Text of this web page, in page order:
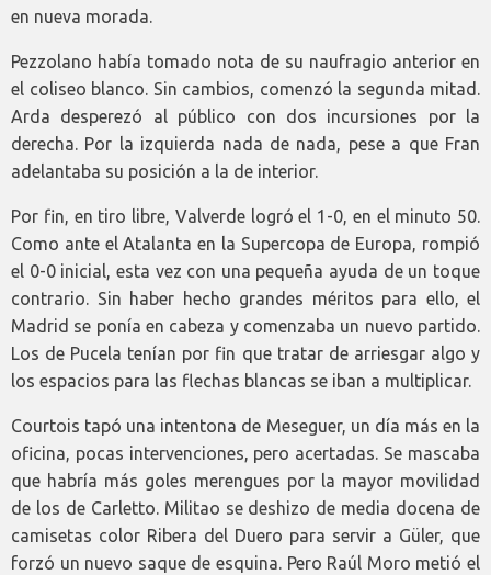
en nueva morada.
Pezzolano había tomado nota de su naufragio anterior en
el coliseo blanco. Sin cambios, comenzó la segunda mitad.
Arda desperezó al público con dos incursiones por la
derecha. Por la izquierda nada de nada, pese a que Fran
adelantaba su posición a la de interior.
Por fin, en tiro libre, Valverde logró el 1-0, en el minuto 50.
Como ante el Atalanta en la Supercopa de Europa, rompió
el 0-0 inicial, esta vez con una pequeña ayuda de un toque
contrario. Sin haber hecho grandes méritos para ello, el
Madrid se ponía en cabeza y comenzaba un nuevo partido.
Los de Pucela tenían por fin que tratar de arriesgar algo y
los espacios para las flechas blancas se iban a multiplicar.
Courtois tapó una intentona de Meseguer, un día más en la
oficina, pocas intervenciones, pero acertadas. Se mascaba
que habría más goles merengues por la mayor movilidad
de los de Carletto. Militao se deshizo de media docena de
camisetas color Ribera del Duero para servir a Güler, que
forzó un nuevo saque de esquina. Pero Raúl Moro metió el